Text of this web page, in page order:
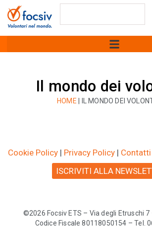
Il mondo dei
HOME IL MONDO DEI
Cookie Policy | Privacy Policy | Contatti
ISCRIVITI ALLA
©2026 Focsiv ETS – Via degli Etruschi 7
Codice Fiscale 80118050154 – Tel.